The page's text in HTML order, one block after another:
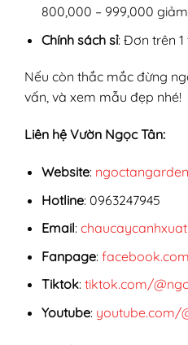
800,000 – 999,000 giảm
Chính sách sỉ: Đơn trên 1
Nếu còn thắc mắc đừng
vấn, và xem mẫu đẹp nhé!
Liên hệ Vườn Ngọc Tân:
Website:
Hotline: 0963247945
Email:
Fanpage:
Tiktok: tiktok.com/
Youtube: youtube.com/